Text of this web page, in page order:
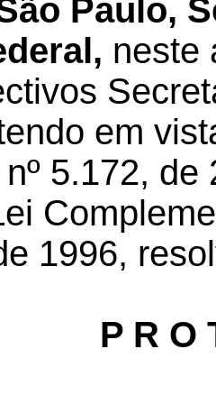
Paulo,
neste
em
5.172,
1996,
P R O